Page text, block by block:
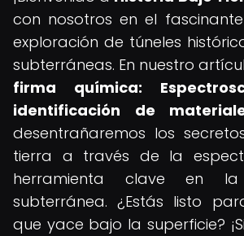
con nosotros en el
exploración de túneles
subterráneas. En nuestro
firma química:
identificación de
desentrañaremos los
tierra a través de la
herramienta clave en la
subterránea. ¿Estás listo
que yace bajo la superficie?